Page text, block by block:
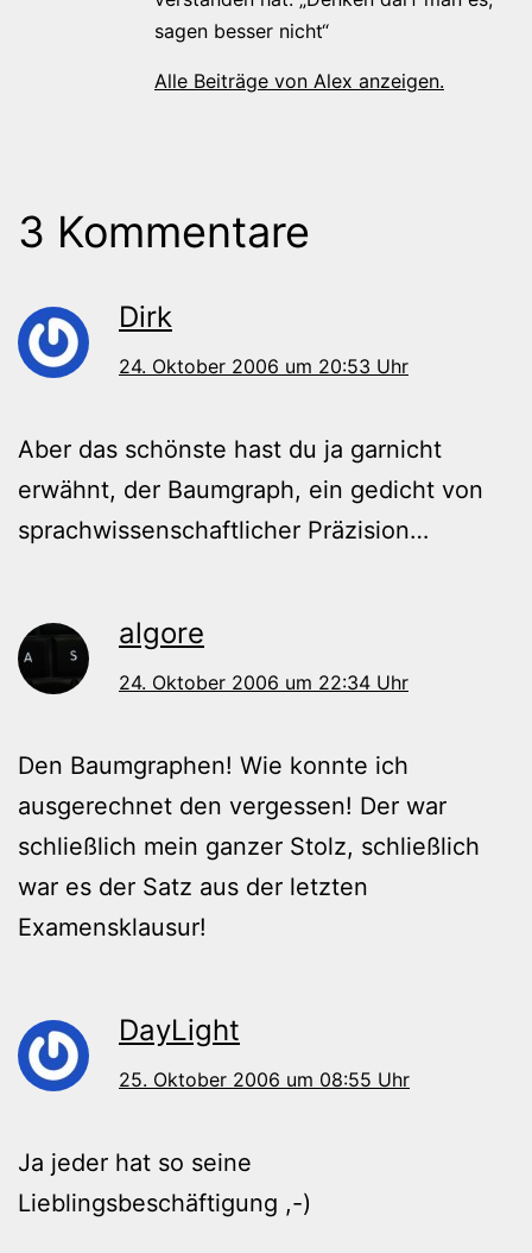
sagen besser nicht“
Alle Beiträge von Alex anzeigen.
3 Kommentare
Dirk
24. Oktober 2006 um 20:53 Uhr
Aber das schönste hast du ja garnicht
erwähnt, der Baumgraph, ein gedicht von
sprachwissenschaftlicher Präzision…
algore
24. Oktober 2006 um 22:34 Uhr
Den Baumgraphen! Wie konnte ich
ausgerechnet den vergessen! Der war
schließlich mein ganzer Stolz, schließlich
war es der Satz aus der letzten
Examensklausur!
DayLight
25. Oktober 2006 um 08:55 Uhr
Ja jeder hat so seine
Lieblingsbeschäftigung ,-)